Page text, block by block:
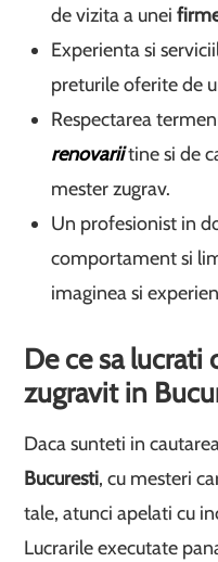
de vizita a unei
Experienta si
preturile oferite de
Respectarea
renovariitine si de
mester zugrav.
Un profesionist in
comportament si
imaginea si
De ce sa lucrati
zugravit in
Daca sunteti in
Bucuresti, cu mesteri
tale, atunci apelati cu
Lucrarile executate